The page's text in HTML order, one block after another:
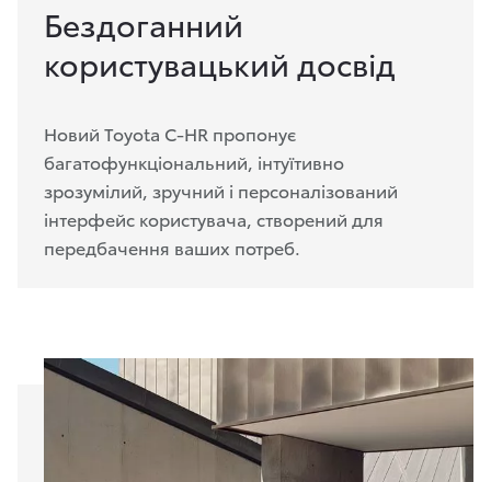
Бездоганний
користувацький досвід
Новий Toyota C-HR пропонує
багатофункціональний, інтуїтивно
зрозумілий, зручний і персоналізований
інтерфейс користувача, створений для
передбачення ваших потреб.